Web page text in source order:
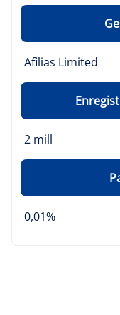
Afilias Limited
2 mill
0,01%